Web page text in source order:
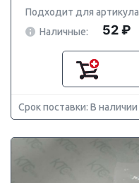
Подходит для артикула
Наличные:
52 ₽
Срок поставки: В наличии